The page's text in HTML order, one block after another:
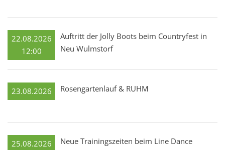
22.08.2026
12:00
Auftritt der Jolly Boots beim Countryfest in
Neu Wulmstorf
23.08.2026 Rosengartenlauf & RUHM
25.08.2026
Neue Trainingszeiten beim Line Dance